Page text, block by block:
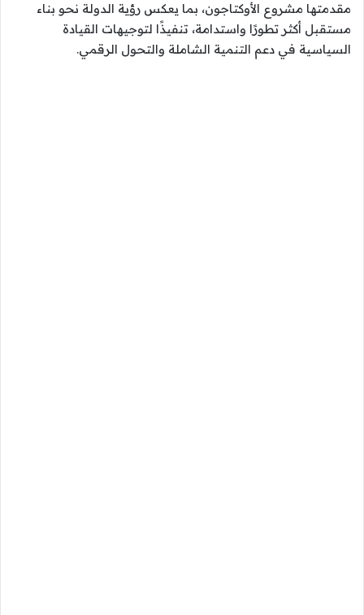
مقدمتها مشروع الأوكتاجون، بما يعكس رؤية الدولة نحو بناء
مستقبل أكثر تطورًا واستدامة، تنفيذًا لتوجيهات القيادة
السياسية في دعم التنمية الشاملة والتحول الرقمي.